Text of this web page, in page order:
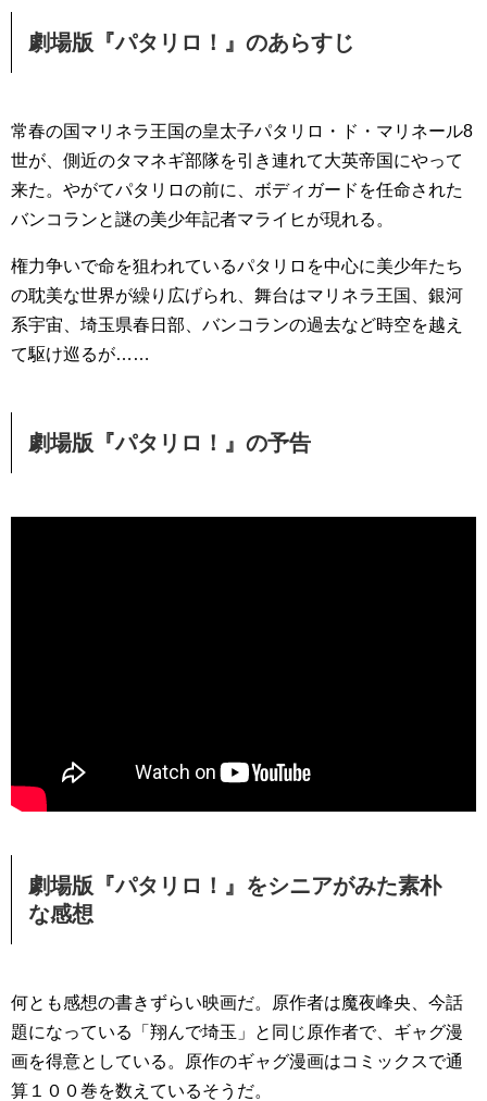
劇場版『パタリロ！』のあらすじ
常春の国マリネラ王国の皇太子パタリロ・ド・マリネール8
世が、側近のタマネギ部隊を引き連れて大英帝国にやって
来た。やがてパタリロの前に、ボディガードを任命された
バンコランと謎の美少年記者マライヒが現れる。
権力争いで命を狙われているパタリロを中心に美少年たち
の耽美な世界が繰り広げられ、舞台はマリネラ王国、銀河
系宇宙、埼玉県春日部、バンコランの過去など時空を越え
て駆け巡るが……
劇場版『パタリロ！』の予告
劇場版『パタリロ！』をシニアがみた素朴
な感想
何とも感想の書きずらい映画だ。原作者は魔夜峰央、今話
題になっている「翔んで埼玉」と同じ原作者で、ギャグ漫
画を得意としている。原作のギャグ漫画はコミックスで通
算１００巻を数えているそうだ。